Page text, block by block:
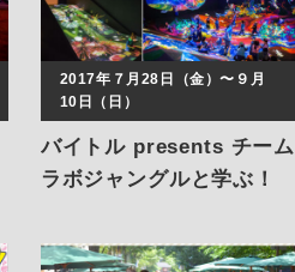
2017年７月28日（金）〜９月
10日（日）
バイトル presents チーム
ラボジャングルと学ぶ！